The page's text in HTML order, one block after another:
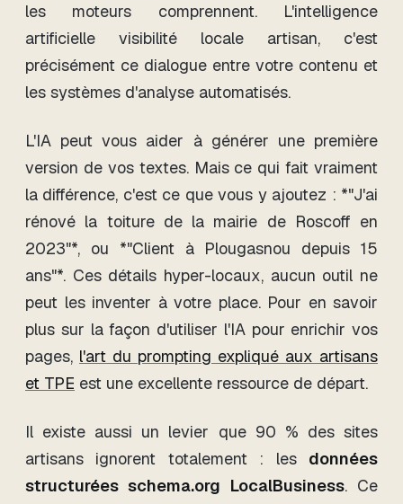
les moteurs comprennent. L'intelligence
artificielle visibilité locale artisan, c'est
précisément ce dialogue entre votre contenu et
les systèmes d'analyse automatisés.
L'IA peut vous aider à générer une première
version de vos textes. Mais ce qui fait vraiment
la différence, c'est ce que vous y ajoutez : *"J'ai
rénové la toiture de la mairie de Roscoff en
2023"*, ou *"Client à Plougasnou depuis 15
ans"*. Ces détails hyper-locaux, aucun outil ne
peut les inventer à votre place. Pour en savoir
plus sur la façon d'utiliser l'IA pour enrichir vos
pages, l'art du prompting expliqué aux artisans
et TPE est une excellente ressource de départ.
Il existe aussi un levier que 90 % des sites
artisans ignorent totalement : les données
structurées schema.org LocalBusiness. Ce